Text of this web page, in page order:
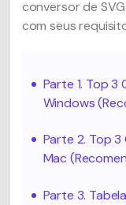
conversor de
com seus
Parte 1. Top
Windows
Parte 2. Top
Mac
Parte 3.